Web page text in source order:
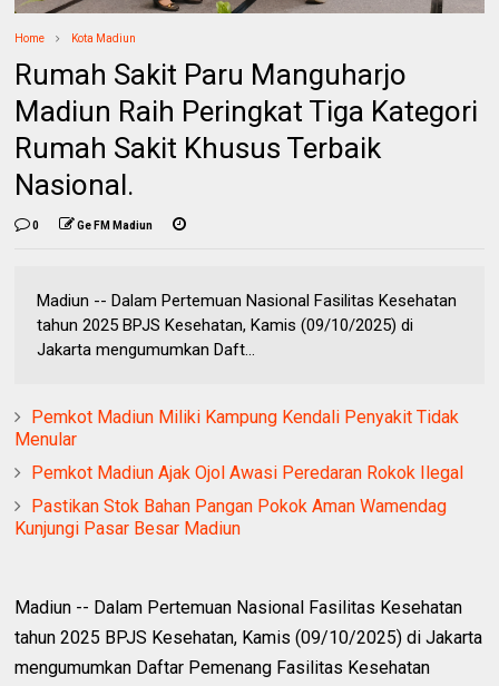
Home Kota Madiun
Rumah Sakit Paru Manguharjo
Madiun Raih Peringkat Tiga Kategori
Rumah Sakit Khusus Terbaik
Nasional.
0 Ge FM Madiun
Madiun -- Dalam Pertemuan Nasional Fasilitas Kesehatan
tahun 2025 BPJS Kesehatan, Kamis (09/10/2025) di
Jakarta mengumumkan Daft...
Pemkot Madiun Miliki Kampung Kendali Penyakit Tidak
Menular
Pemkot Madiun Ajak Ojol Awasi Peredaran Rokok Ilegal
Pastikan Stok Bahan Pangan Pokok Aman Wamendag
Kunjungi Pasar Besar Madiun
Madiun -- Dalam Pertemuan Nasional Fasilitas Kesehatan
tahun 2025 BPJS Kesehatan, Kamis (09/10/2025) di Jakarta
mengumumkan Daftar Pemenang Fasilitas Kesehatan